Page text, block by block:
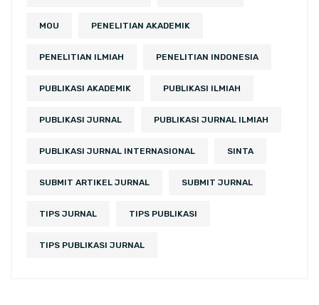
MOU PENELITIAN AKADEMIK
PENELITIAN ILMIAH PENELITIAN INDONESIA
PUBLIKASI AKADEMIK PUBLIKASI ILMIAH
PUBLIKASI JURNAL PUBLIKASI JURNAL ILMIAH
PUBLIKASI JURNAL INTERNASIONAL SINTA
SUBMIT ARTIKEL JURNAL SUBMIT JURNAL
TIPS JURNAL TIPS PUBLIKASI
TIPS PUBLIKASI JURNAL